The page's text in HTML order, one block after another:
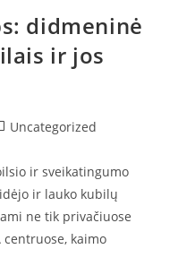
didmeninė
ir jos
Uncategorized
ir sveikatingumo
ir lauko kubilų
ne tik privačiuose
centruose, kaimo